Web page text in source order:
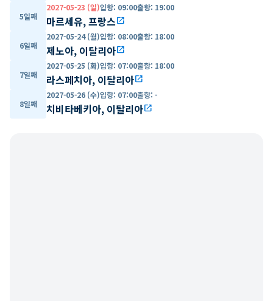
5일째
2027-05-23 (일)입항: 09:00출항: 19:00
마르세유, 프랑스open_in_new
6일째
2027-05-24 (월)입항: 08:00출항: 18:00
제노아, 이탈리아open_in_new
7일째
2027-05-25 (화)입항: 07:00출항: 18:00
라스페치아, 이탈리아open_in_new
8일째
2027-05-26 (수)입항: 07:00출항: -
치비타베키아, 이탈리아open_in_new